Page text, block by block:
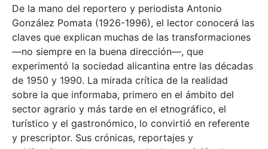
De la mano del reportero y periodista Antonio
González Pomata (1926-1996), el lector conocerá las
claves que explican muchas de las transformaciones
—no siempre en la buena dirección—, que
experimentó la sociedad alicantina entre las décadas
de 1950 y 1990. La mirada crítica de la realidad
sobre la que informaba, primero en el ámbito del
sector agrario y más tarde en el etnográfico, el
turístico y el gastronómico, lo convirtió en referente
y prescriptor. Sus crónicas, reportajes y